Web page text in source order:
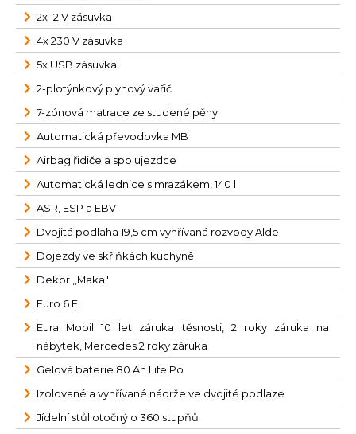
2x 12 V zásuvka
4x 230 V zásuvka
5x USB zásuvka
2-plotýnkový plynový vařič
7-zónová matrace ze studené pěny
Automatická převodovka MB
Airbag řidiče a spolujezdce
Automatická lednice s mrazákem, 140 l
ASR, ESP a EBV
Dvojitá podlaha 19,5 cm vyhřívaná rozvody Alde
Dojezdy ve skříňkách kuchyně
Dekor ,,Maka"
Euro 6 E
Eura Mobil 10 let záruka těsnosti, 2 roky záruka na
nábytek, Mercedes 2 roky záruka
Gelová baterie 80 Ah Life Po
Izolované a vyhřívané nádrže ve dvojité podlaze
Jídelní stůl otočný o 360 stupňů